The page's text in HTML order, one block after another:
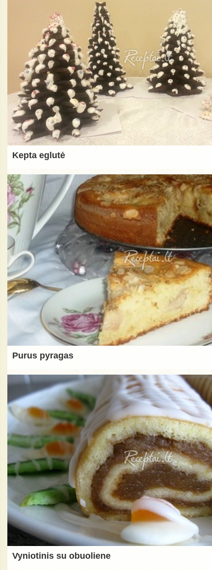
Kepta eglutė
Purus pyragas
Vyniotinis su obuoliene